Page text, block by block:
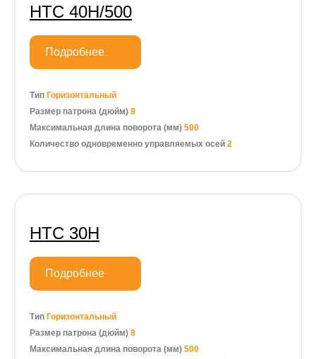
HTC 40H/500
Подробнее
Тип Горизонтальный
Размер патрона (дюйм) 8
Максимальная длина поворота (мм) 500
Количество одновременно управляемых осей 2
HTC 30H
Подробнее
Тип Горизонтальный
Размер патрона (дюйм) 8
Максимальная длина поворота (мм) 500